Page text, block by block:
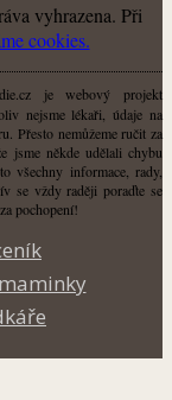
vyhrazena. Při
cookies.
je webový projekt
nejsme lékaři, údaje na
Přesto nemůžeme ručit za
jsme někde udělali chybu
všechny informace, rady,
se vždy raději poraďte se
pochopení!